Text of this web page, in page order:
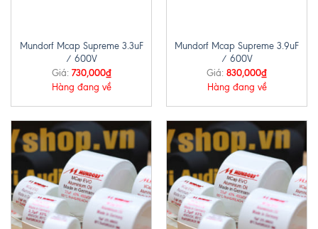
Mundorf Mcap Supreme 3.3uF
/ 600V
Giá: 730,000₫
Hàng đang về
Mundorf Mcap Supreme 3.9uF
/ 600V
Giá: 830,000₫
Hàng đang về